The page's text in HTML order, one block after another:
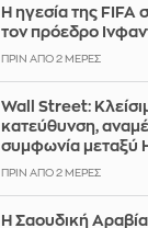
Η ηγεσία της FIFA
τον πρόεδρο
ΠΡΙΝ ΑΠΌ 2 ΜΈΡΕΣ
Wall Street:
κατεύθυνση,
συμφωνία μεταξύ
ΠΡΙΝ ΑΠΌ 2 ΜΈΡΕΣ
Η Σαουδική